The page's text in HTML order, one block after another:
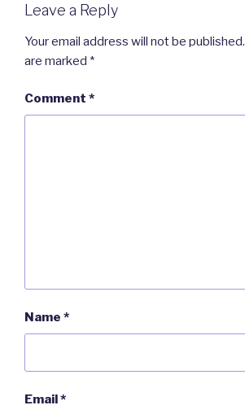
Leave a Reply
Your email address will not be published.
are marked *
Comment *
Name *
Email*